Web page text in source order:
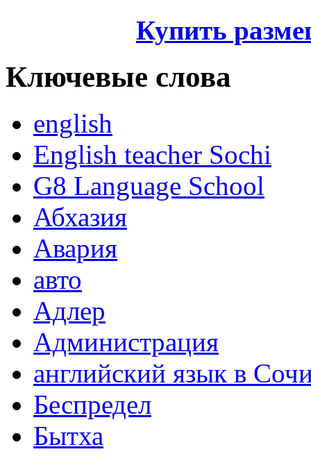
Купить
Ключевые слова
english
English teacher Sochi
G8 Language School
Абхазия
Авария
авто
Адлер
Администрация
английский язык в
Беспредел
Бытха